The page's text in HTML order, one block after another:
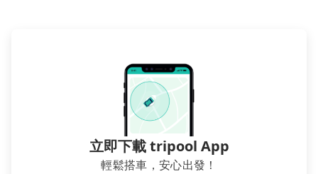
立即下載 tripool App
輕鬆搭車，安心出發！